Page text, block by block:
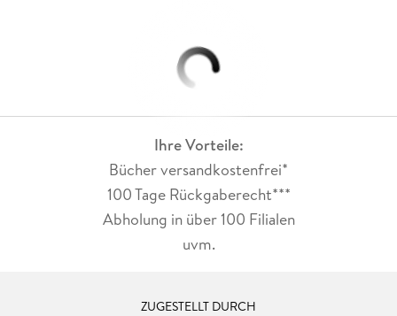
Ihre Vorteile:
Bücher versandkostenfrei*
100 Tage Rückgaberecht***
Abholung in über 100 Filialen
uvm.
ZUGESTELLT DURCH